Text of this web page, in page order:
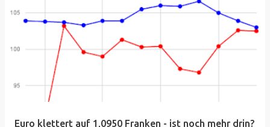
Euro klettert auf 1,0950 Franken - ist noch mehr drin?